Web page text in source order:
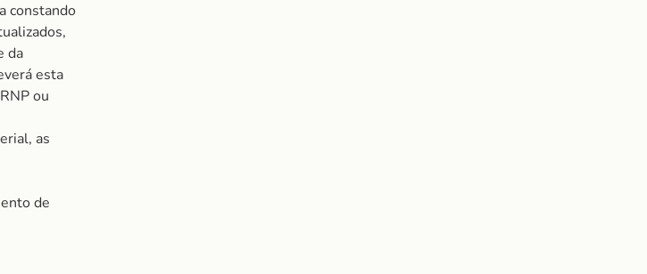
constando
da
esta
ou
as
de